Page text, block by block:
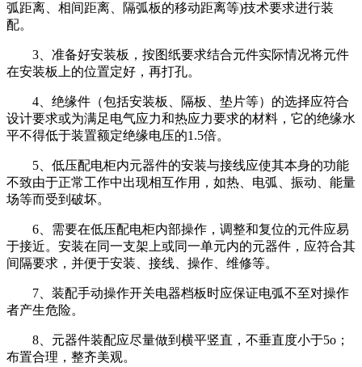
弧距离、相间距离、隔弧板的移动距离等)技术要求进行装
配。
3、准备好安装板，按图纸要求结合元件实际情况将元件
在安装板上的位置定好，再打孔。
4、绝缘件（包括安装板、隔板、垫片等）的选择应符合
设计要求或为满足电气应力和热应力要求的材料，它的绝缘水
平不得低于装置额定绝缘电压的1.5倍。
5、低压配电柜内元器件的安装与接线应使其本身的功能
不致由于正常工作中出现相互作用，如热、电弧、振动、能量
场等而受到破坏。
6、需要在低压配电柜内部操作，调整和复位的元件应易
于接近。安装在同一支架上或同一单元内的元器件，应符合其
间隔要求，并便于安装、接线、操作、维修等。
7、装配手动操作开关电器档板时应保证电弧不至对操作
者产生危险。
8、元器件装配应尽量做到横平竖直，不垂直度小于5o；
布置合理，整齐美观。